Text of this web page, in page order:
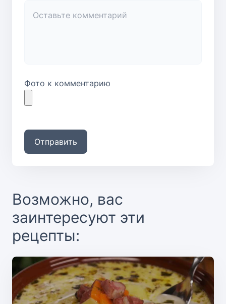
Фото к комментарию
Отправить
Возможно, вас
заинтересуют эти
рецепты: